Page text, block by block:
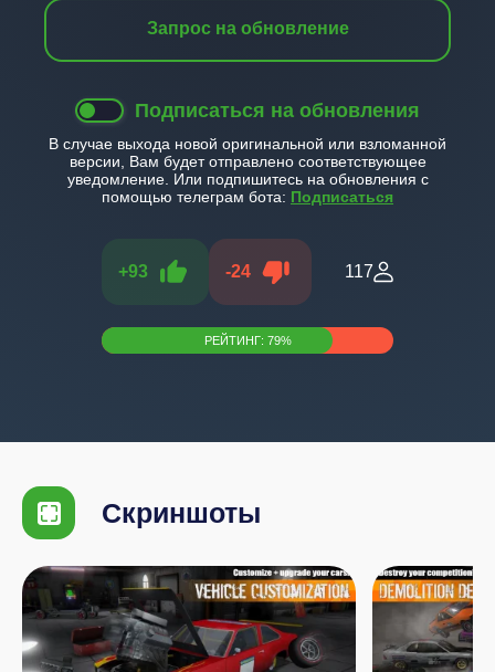
Запрос на обновление
Подписаться на обновления
В случае выхода новой оригинальной или взломанной
версии, Вам будет отправлено соответствующее
уведомление. Или подпишитесь на обновления с
помощью телеграм бота: Подписаться
+93 -24 117
РЕЙТИНГ: 79%
Скриншоты